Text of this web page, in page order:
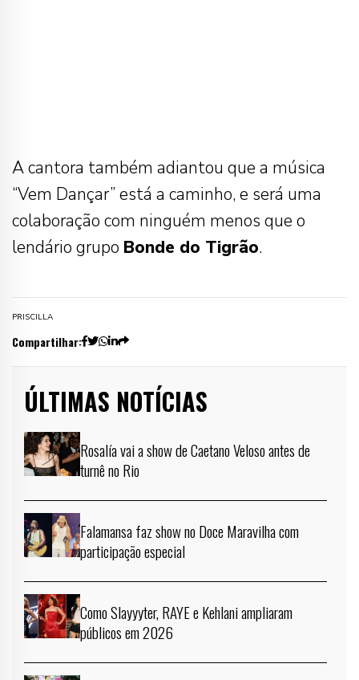
A cantora também adiantou que a música
“Vem Dançar” está a caminho, e será uma
colaboração com ninguém menos que o
lendário grupo Bonde do Tigrão.
PRISCILLA
Compartilhar:
ÚLTIMAS NOTÍCIAS
Rosalía vai a show de Caetano Veloso antes de
turnê no Rio
Falamansa faz show no Doce Maravilha com
participação especial
Como Slayyyter, RAYE e Kehlani ampliaram
públicos em 2026